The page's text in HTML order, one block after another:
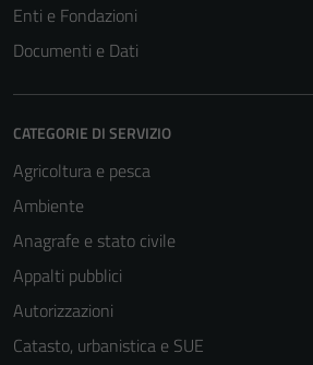
Enti e Fondazioni
Documenti e Dati
CATEGORIE DI SERVIZIO
Agricoltura e pesca
Ambiente
Anagrafe e stato civile
Appalti pubblici
Autorizzazioni
Catasto, urbanistica e SUE